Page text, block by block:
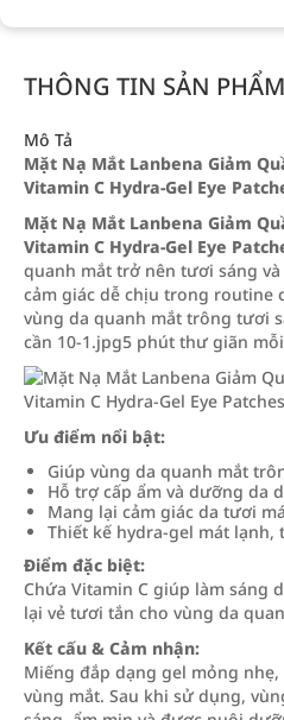
THÔNG TIN SẢN PHẨM
Mô Tả
Mặt Nạ Mắt Lanbena Giảm
Vitamin C Hydra-Gel Eye
Mặt Nạ Mắt Lanbena Giảm
Vitamin C Hydra-Gel Eye
quanh mắt trở nên tươi sáng
cảm giác dễ chịu trong routine
vùng da quanh mắt trông tươi
cần 10-1.jpg5 phút thư giãn
Ưu điểm nổi bật:
Giúp vùng da quanh mắt
Hỗ trợ cấp ẩm và dưỡng da
Mang lại cảm giác da tươi
Thiết kế hydra-gel mát lạnh,
Điểm đặc biệt:
Chứa Vitamin C giúp làm sáng
lại vẻ tươi tắn cho vùng da
Kết cấu & Cảm nhận:
Miếng đắp dạng gel mỏng
vùng mắt. Sau khi sử dụng,